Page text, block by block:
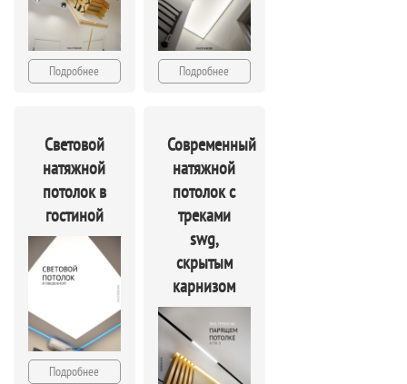
Подробнее Подробнее
Световой
натяжной
потолок в
гостиной
Подробнее
Современный
натяжной
потолок с
треками
swg,
скрытым
карнизом